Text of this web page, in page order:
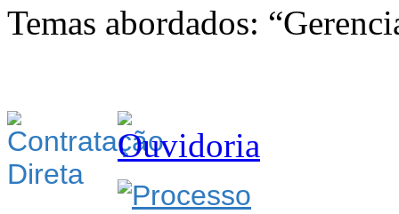
Temas abordados: